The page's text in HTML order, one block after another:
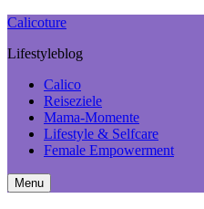
Calicoture
Lifestyleblog
Calico
Reiseziele
Mama-Momente
Lifestyle & Selfcare
Female Empowerment
Menu